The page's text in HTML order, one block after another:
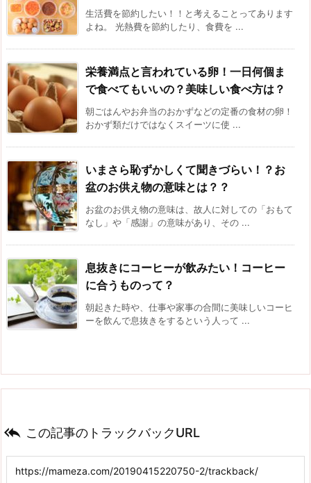
生活費を節約したい！！と考えることってあります
よね。 光熱費を節約したり、食費を ...
栄養満点と言われている卵！一日何個ま
で食べてもいいの？美味しい食べ方は？
朝ごはんやお弁当のおかずなどの定番の食材の卵！
おかず類だけではなくスイーツに使 ...
いまさら恥ずかしくて聞きづらい！？お
盆のお供え物の意味とは？？
お盆のお供え物の意味は、故人に対しての「おもて
なし」や「感謝」の意味があり、その ...
息抜きにコーヒーが飲みたい！コーヒー
に合うものって？
朝起きた時や、仕事や家事の合間に美味しいコーヒ
ーを飲んで息抜きをするという人って ...
 この記事のトラックバックURL